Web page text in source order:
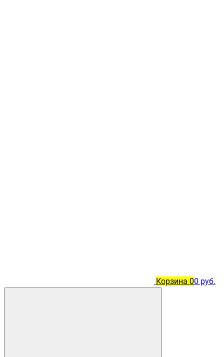
Корзина 00 руб.